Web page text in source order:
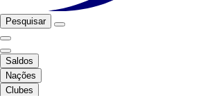
Pesquisar
Saldos
Nações
Clubes